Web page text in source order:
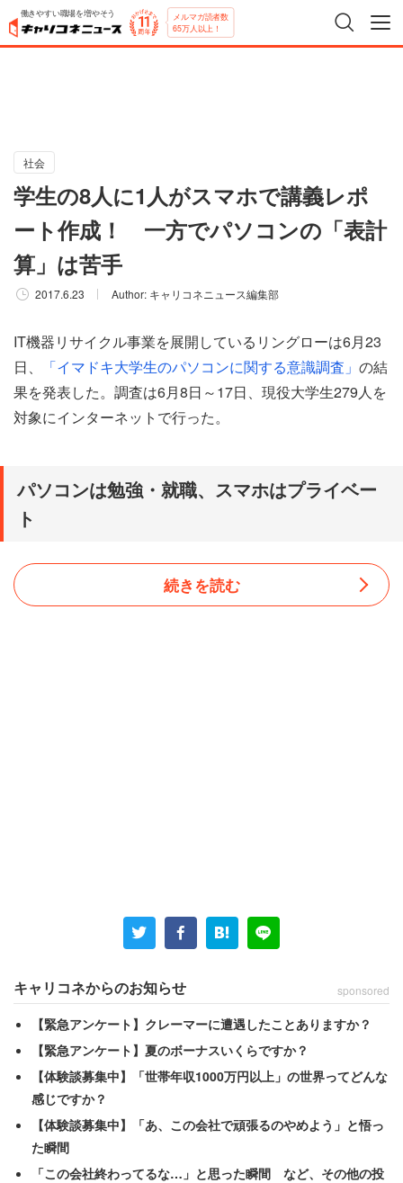
働きやすい職場を増やそう メルマガ読者数
65万人以上！
社会
学生の8人に1人がスマホで講義レポ
ート作成！ 一方でパソコンの「表計
算」は苦手
2017.6.23 Author: キャリコネニュース編集部
IT機器リサイクル事業を展開しているリングローは6月23
日、
「イマドキ大学生のパソコンに関する意識調査」 の結
果を発表した。調査は6月8日～17日、現役大学生279人を
対象にインターネットで行った。
パソコンは勉強・就職、スマホはプライベー
ト
若者はパソコンから離れているか？
続きを読む
キャリコネからのお知らせ sponsored
【緊急アンケート】クレーマーに遭遇したことありますか？
【緊急アンケート】夏のボーナスいくらですか？
【体験談募集中】「世帯年収1000万円以上」の世界ってどんな
感じですか？
【体験談募集中】「あ、この会社で頑張るのやめよう」と悟っ
た瞬間
「この会社終わってるな…」と思った瞬間 など、その他の投